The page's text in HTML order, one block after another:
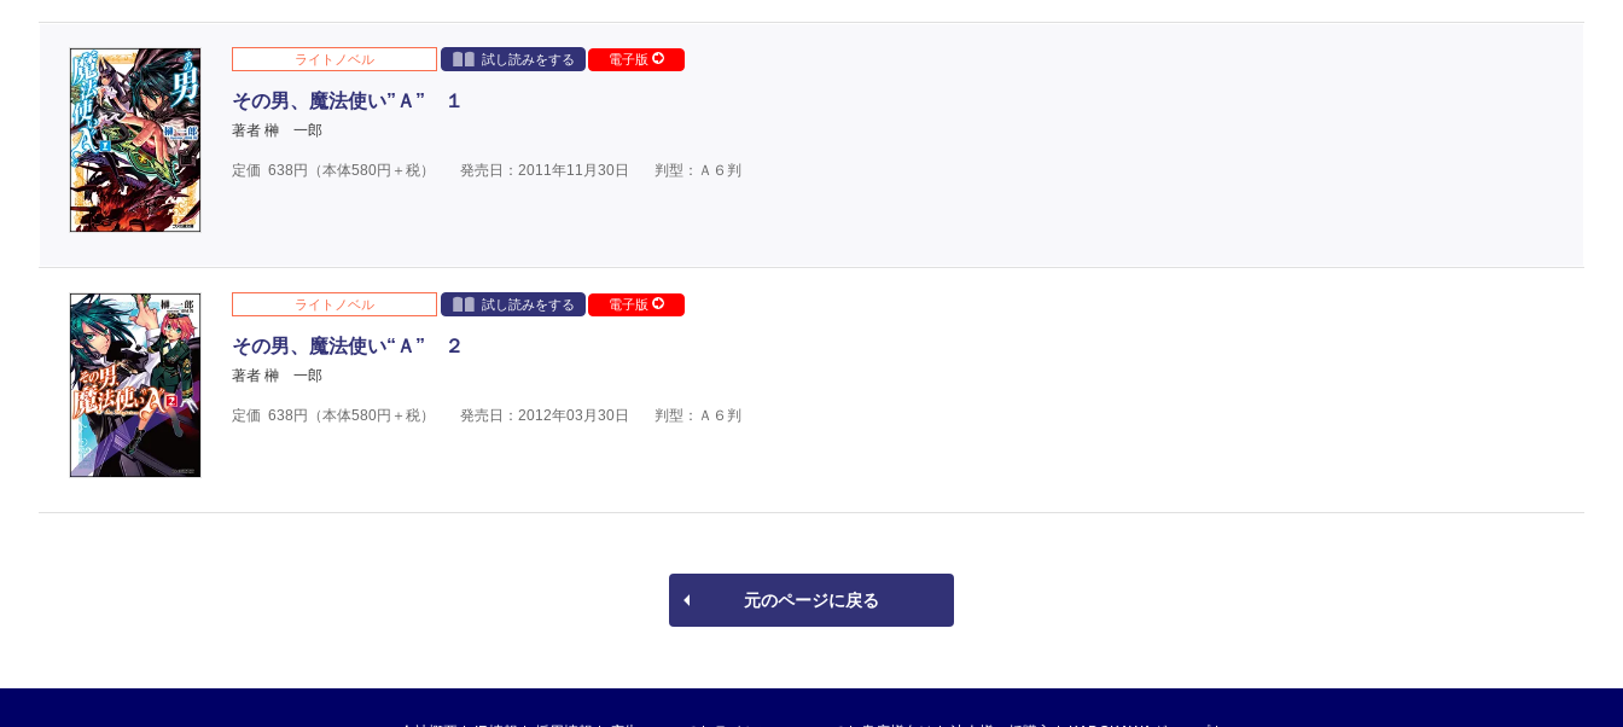
ライトノベル 試し読みをする 電子版
その男、魔法使い”Ａ” １
著者 榊 一郎
定価 638円（本体580円＋税） 発売日：2011年11月30日 判型：Ａ６判
ライトノベル 試し読みをする 電子版
その男、魔法使い“Ａ” ２
著者 榊 一郎
定価 638円（本体580円＋税） 発売日：2012年03月30日 判型：Ａ６判
元のページに戻る